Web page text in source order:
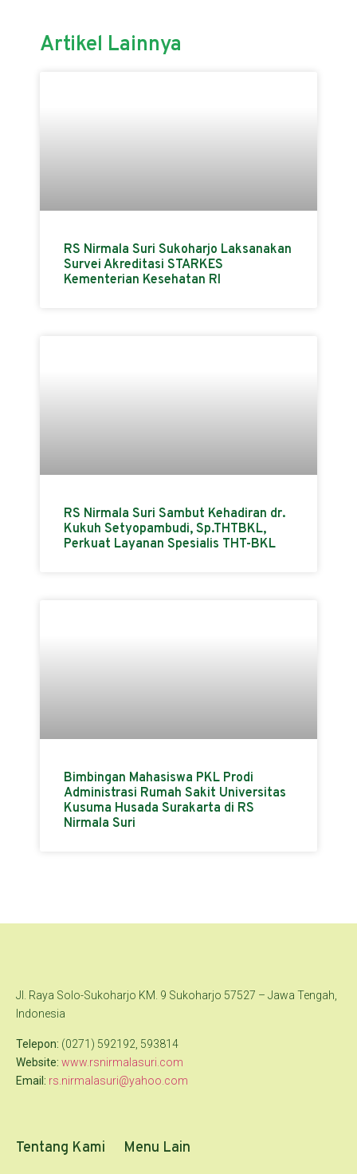
Artikel Lainnya
RS Nirmala Suri Sukoharjo Laksanakan
Survei Akreditasi STARKES
Kementerian Kesehatan RI
RS Nirmala Suri Sambut Kehadiran dr.
Kukuh Setyopambudi, Sp.THTBKL,
Perkuat Layanan Spesialis THT-BKL
Bimbingan Mahasiswa PKL Prodi
Administrasi Rumah Sakit Universitas
Kusuma Husada Surakarta di RS
Nirmala Suri
Jl. Raya Solo-Sukoharjo KM. 9 Sukoharjo 57527 – Jawa Tengah,
Indonesia
Telepon: (0271) 592192, 593814
Website: www.rsnirmalasuri.com
Email: rs.nirmalasuri@yahoo.com
Tentang Kami Menu Lain